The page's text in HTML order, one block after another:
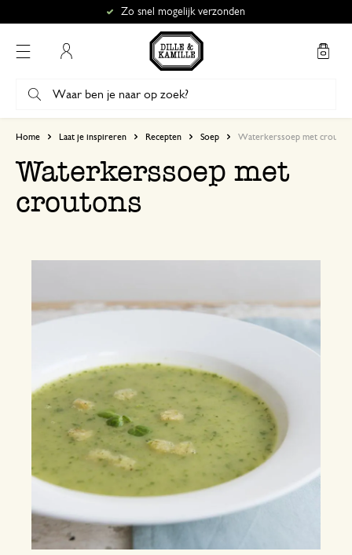
Zo snel mogelijk verzonden
Home Laat je inspireren Recepten Soep Waterkerssoep met
Waterkerssoep met
croutons